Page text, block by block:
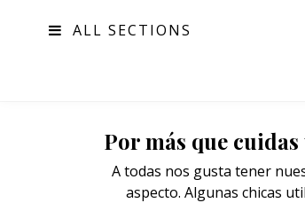
ALL SECTIONS
Por más que
A todas nos gusta tener
aspecto. Algunas chicas